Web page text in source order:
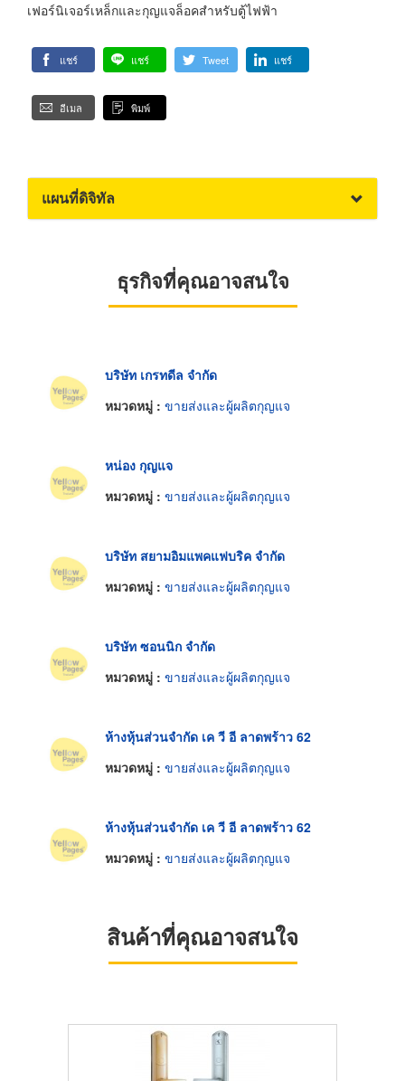
เฟอร์นิเจอร์เหล็กและกุญแจล็อคสำหรับตู้ไฟฟ้า
แชร์ แชร์ Tweet แชร์
อีเมล พิมพ์
แผนที่ดิจิทัล
ธุรกิจที่คุณอาจสนใจ
บริษัท เกรทดีล จำกัด
หมวดหมู่ : ขายส่งและผู้ผลิตกุญแจ
หน่อง กุญแจ
หมวดหมู่ : ขายส่งและผู้ผลิตกุญแจ
บริษัท สยามอิมแพคแฟบริค จำกัด
หมวดหมู่ : ขายส่งและผู้ผลิตกุญแจ
บริษัท ซอนนิก จำกัด
หมวดหมู่ : ขายส่งและผู้ผลิตกุญแจ
ห้างหุ้นส่วนจำกัด เค วี อี ลาดพร้าว 62
หมวดหมู่ : ขายส่งและผู้ผลิตกุญแจ
ห้างหุ้นส่วนจำกัด เค วี อี ลาดพร้าว 62
หมวดหมู่ : ขายส่งและผู้ผลิตกุญแจ
สินค้าที่คุณอาจสนใจ